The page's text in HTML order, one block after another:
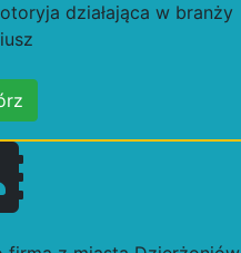
działająca w branży